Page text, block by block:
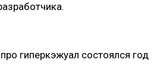
гиперкэжуал состоялся год